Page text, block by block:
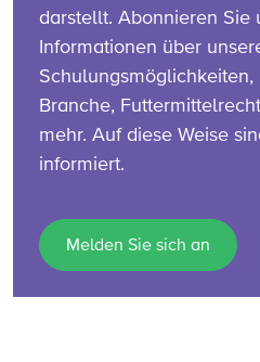
darstellt. Abonnieren Sie
Informationen über
Branche,
mehr. Auf diese Weise
informiert.
Melden Sie sich an